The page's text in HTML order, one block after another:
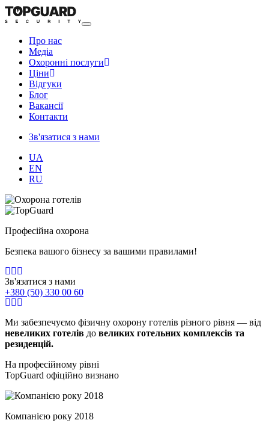
Про нас
Медіа
Охоронні послуги
Ціни
Відгуки
Блог
Ваканcії
Контакти
Зв'язатися з нами
UA
EN
RU
Професійна охорона
Безпека вашого бізнесу за вашими правилами!
Зв'язатися з нами
+380 (50) 330 00 60
Ми забезпечуємо фізичну охорону готелів різного рівня — від
невеликих готелів до великих готельних комплексів та
резиденцій.
На професійному рівні
TopGuard офіційно визнано
Компанією року 2018